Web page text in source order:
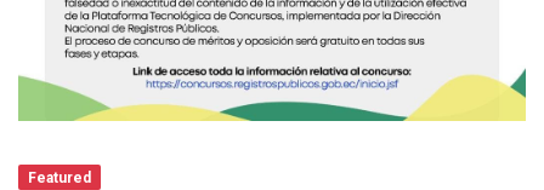
Featured